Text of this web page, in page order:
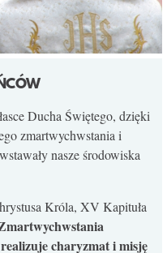
Ducha Świętego, dzięki
zmartwychwstania i
nasze środowiska
Króla, XV Kapituła
charyzmat i misję